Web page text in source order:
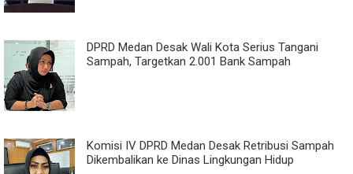
DPRD Medan Desak Wali Kota Serius Tangani
Sampah, Targetkan 2.001 Bank Sampah
Komisi IV DPRD Medan Desak Retribusi Sampah
Dikembalikan ke Dinas Lingkungan Hidup